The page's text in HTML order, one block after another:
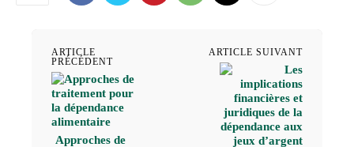
ARTICLE
PRÉCÉDENT
Approches de
ARTICLE SUIVANT